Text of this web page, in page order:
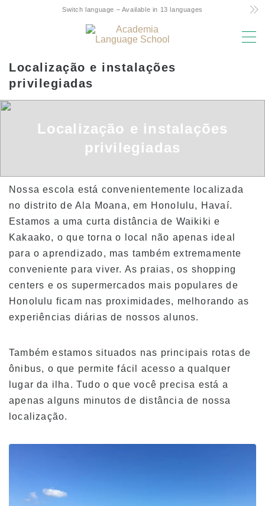
Switch language – Available in 13 languages
Razões para escolher
Baixo custo! Commitment and Secrets
Suporte amigável para estudo de pais e
filhos no exterior
Corpo docente experiente
Avanço para a universidade
Depoimentos
Visão geral do programa
Nível iniciante
Nível avançado
Inglês para negócios
Aulas particulares
Mensalidades para portadores de visto que
não sejam de estudante (ESTA, e-Visa, etc.)
Localização e instalações
privilegiadas
Localização e instalações
privilegiadas
Nossa escola está convenientemente localizada
no distrito de Ala Moana, em Honolulu, Havaí.
Estamos a uma curta distância de Waikiki e
Kakaako, o que torna o local não apenas ideal
para o aprendizado, mas também extremamente
conveniente para viver. As praias, os shopping
centers e os supermercados mais populares de
Honolulu ficam nas proximidades, melhorando as
experiências diárias de nossos alunos.
Também estamos situados nas principais rotas de
ônibus, o que permite fácil acesso a qualquer
lugar da ilha. Tudo o que você precisa está a
apenas alguns minutos de distância de nossa
localização.